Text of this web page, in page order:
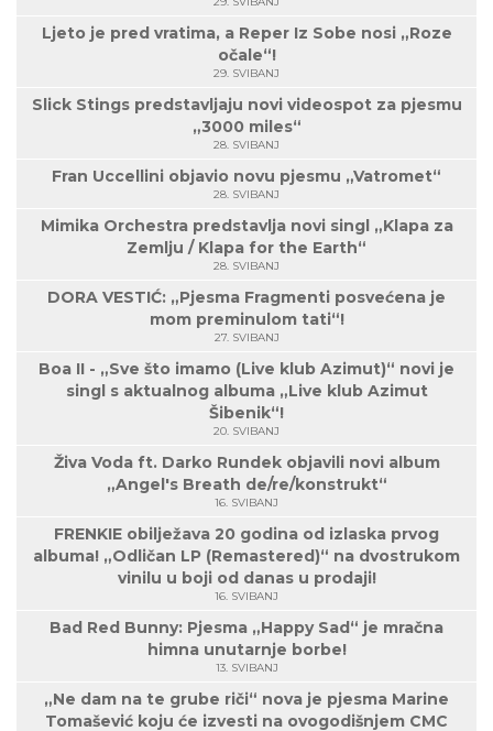
Ljeto je pred vratima, a Reper Iz Sobe nosi „Roze
očale“!
29. SVIBANJ
Slick Stings predstavljaju novi videospot za pjesmu
„3000 miles“
28. SVIBANJ
Fran Uccellini objavio novu pjesmu „Vatromet“
28. SVIBANJ
Mimika Orchestra predstavlja novi singl „Klapa za
Zemlju / Klapa for the Earth“
28. SVIBANJ
DORA VESTIĆ: „Pjesma Fragmenti posvećena je
mom preminulom tati“!
27. SVIBANJ
Boa II - „Sve što imamo (Live klub Azimut)“ novi je
singl s aktualnog albuma „Live klub Azimut
Šibenik“!
20. SVIBANJ
Živa Voda ft. Darko Rundek objavili novi album
„Angel's Breath de/re/konstrukt“
16. SVIBANJ
FRENKIE obilježava 20 godina od izlaska prvog
albuma! „Odličan LP (Remastered)“ na dvostrukom
vinilu u boji od danas u prodaji!
16. SVIBANJ
Bad Red Bunny: Pjesma „Happy Sad“ je mračna
himna unutarnje borbe!
13. SVIBANJ
„Ne dam na te grube riči“ nova je pjesma Marine
Tomašević koju će izvesti na ovogodišnjem CMC